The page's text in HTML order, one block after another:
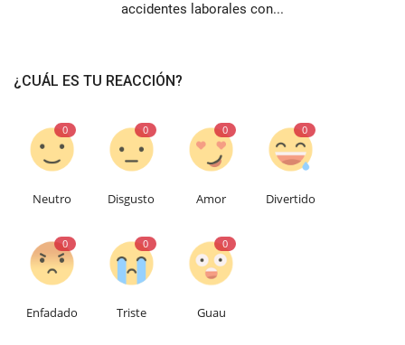
accidentes laborales con...
¿CUÁL ES TU REACCIÓN?
0
Neutro
0
Disgusto
0
Amor
0
Divertido
0
Enfadado
0
Triste
0
Guau